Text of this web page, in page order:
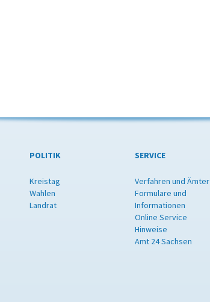
POLITIK
Kreistag
Wahlen
Landrat
SERVICE
Verfahren und Ämter
Formulare und
Informationen
Online Service
Hinweise
Amt 24 Sachsen